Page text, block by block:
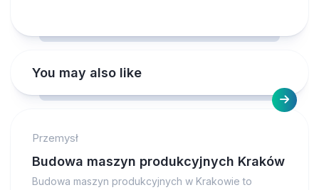
You may also like
Przemysł
Budowa maszyn produkcyjnych Kraków
Budowa maszyn produkcyjnych w Krakowie to